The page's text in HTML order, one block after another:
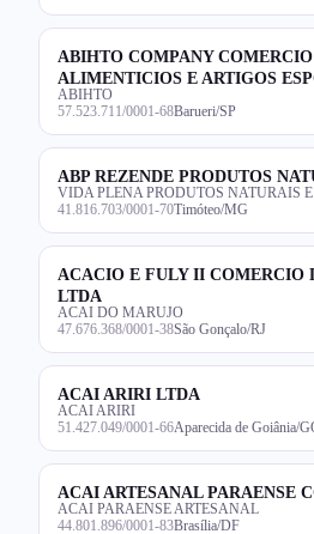
ABIHTO COMPANY
ALIMENTICIOS E ARTIGOS
ABIHTO
57.523.711/0001-68Barueri/SP
ABP REZENDE PRODUTOS
VIDA PLENA PRODUTOS NATURAIS
41.816.703/0001-70Timóteo/MG
ACACIO E FULY II COMERCIO
LTDA
ACAI DO MARUJO
47.676.368/0001-38São Gonçalo/RJ
ACAI ARIRI LTDA
ACAI ARIRI
51.427.049/0001-66Aparecida de Goiânia/
ACAI ARTESANAL PARAENSE
ACAI PARAENSE ARTESANAL
44.801.896/0001-83Brasília/DF